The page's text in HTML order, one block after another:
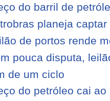
do barril de
planeja
de portos rende
pouca disputa,
de um ciclo
do petróleo cai